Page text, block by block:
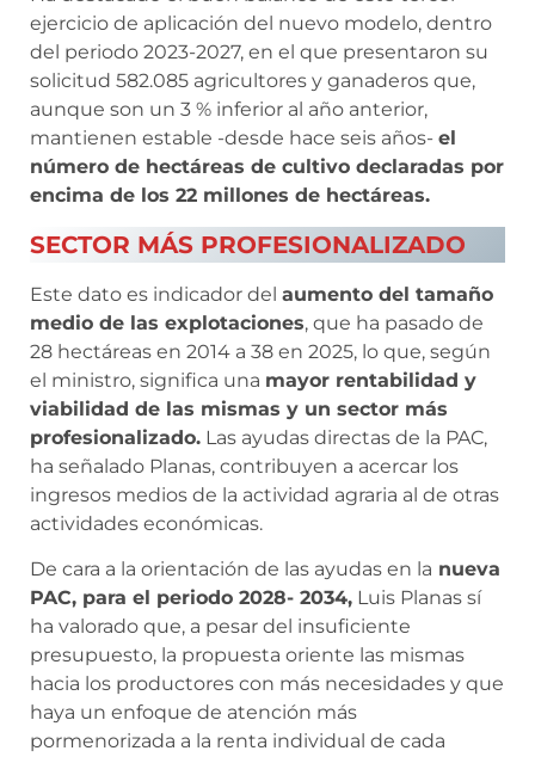
ejercicio de aplicación del nuevo modelo, dentro
del periodo 2023-2027, en el que presentaron su
solicitud 582.085 agricultores y ganaderos que,
aunque son un 3 % inferior al año anterior,
mantienen estable -desde hace seis años- el
número de hectáreas de cultivo declaradas por
encima de los 22 millones de hectáreas.
SECTOR MÁS PROFESIONALIZADO
Este dato es indicador del aumento del tamaño
medio de las explotaciones, que ha pasado de
28 hectáreas en 2014 a 38 en 2025, lo que, según
el ministro, significa una mayor rentabilidad y
viabilidad de las mismas y un sector más
profesionalizado. Las ayudas directas de la PAC,
ha señalado Planas, contribuyen a acercar los
ingresos medios de la actividad agraria al de otras
actividades económicas.
De cara a la orientación de las ayudas en la nueva
PAC, para el periodo 2028- 2034, Luis Planas sí
ha valorado que, a pesar del insuficiente
presupuesto, la propuesta oriente las mismas
hacia los productores con más necesidades y que
haya un enfoque de atención más
pormenorizada a la renta individual de cada